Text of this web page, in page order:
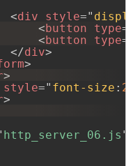
<div style="
<button type=
<button type=
</div>
>
>
style=" font-size :
>
http_server_06.js "